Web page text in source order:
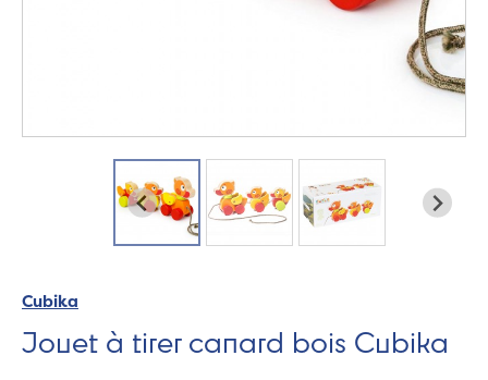
Cubika
Jouet à tirer canard bois Cubika